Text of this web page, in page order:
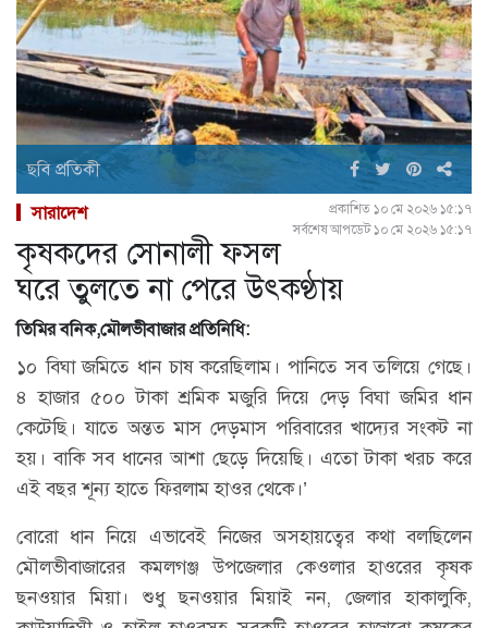
ছবি প্রতিকী
সারাদেশ
প্রকাশিত ১০ মে ২০২৬ ১৫:১৭
সর্বশেষ আপডেট ১০ মে ২০২৬ ১৫:১৭
কৃষকদের সোনালী ফসল
ঘরে তুলতে না পেরে উৎকণ্ঠায়
তিমির বনিক,মৌলভীবাজার প্রতিনিধি:
১০ বিঘা জমিতে ধান চাষ করেছিলাম। পানিতে সব তলিয়ে গেছে।
৪ হাজার ৫০০ টাকা শ্রমিক মজুরি দিয়ে দেড় বিঘা জমির ধান
কেটেছি। যাতে অন্তত মাস দেড়মাস পরিবারের খাদ্যের সংকট না
হয়। বাকি সব ধানের আশা ছেড়ে দিয়েছি। এতো টাকা খরচ করে
এই বছর শূন্য হাতে ফিরলাম হাওর থেকে।’
বোরো ধান নিয়ে এভাবেই নিজের অসহায়ত্বের কথা বলছিলেন
মৌলভীবাজারের কমলগঞ্জ উপজেলার কেওলার হাওরের কৃষক
ছনওয়ার মিয়া। শুধু ছনওয়ার মিয়াই নন, জেলার হাকালুকি,